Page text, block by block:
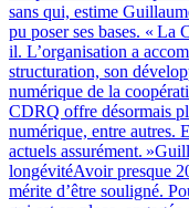
sans qui, estime
pu poser ses bases. « La
il. L’organisation a
structuration, son
numérique de la
CDRQ offre désormais
numérique, entre autres.
actuels assurément.
longévitéAvoir presque
mérite d’être souligné.